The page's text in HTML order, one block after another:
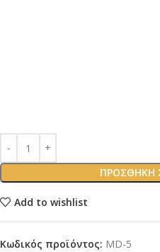
ΠΡΟΣΘΉΚΗ
Add to wishlist
Κωδικός προϊόντος: MD-5